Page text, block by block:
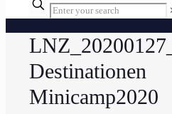
Destinationen
Minicamp2020